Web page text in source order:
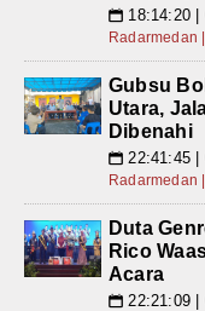
📅 18:14:20
Radarmedan
Gubsu
Utara,
Dibenahi
📅 22:41:45
Radarmedan
Duta
Rico
Acara
📅 22:21:09